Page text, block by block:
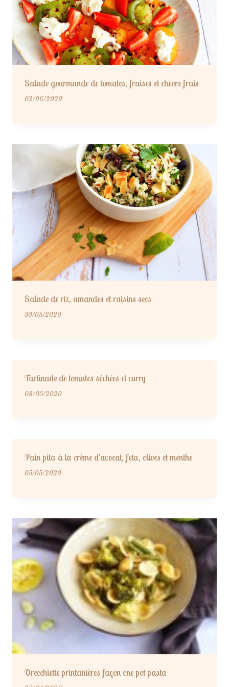
Salade gourmande de tomates, fraises et chèvre frais
02/06/2020
Salade de riz, amandes et raisins secs
30/05/2020
Tartinade de tomates séchées et curry
08/05/2020
Pain pita à la crème d’avocat, feta, olives et menthe
05/05/2020
Orecchiette printanières façon one pot pasta